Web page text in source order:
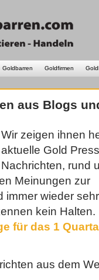
Goldbarren Goldfirmen
aus Blogs
Wir zeigen ihnen
aktuelle Gold
Nachrichten, rund
Meinungen zur
immer wieder
kein
für das 1
aus dem